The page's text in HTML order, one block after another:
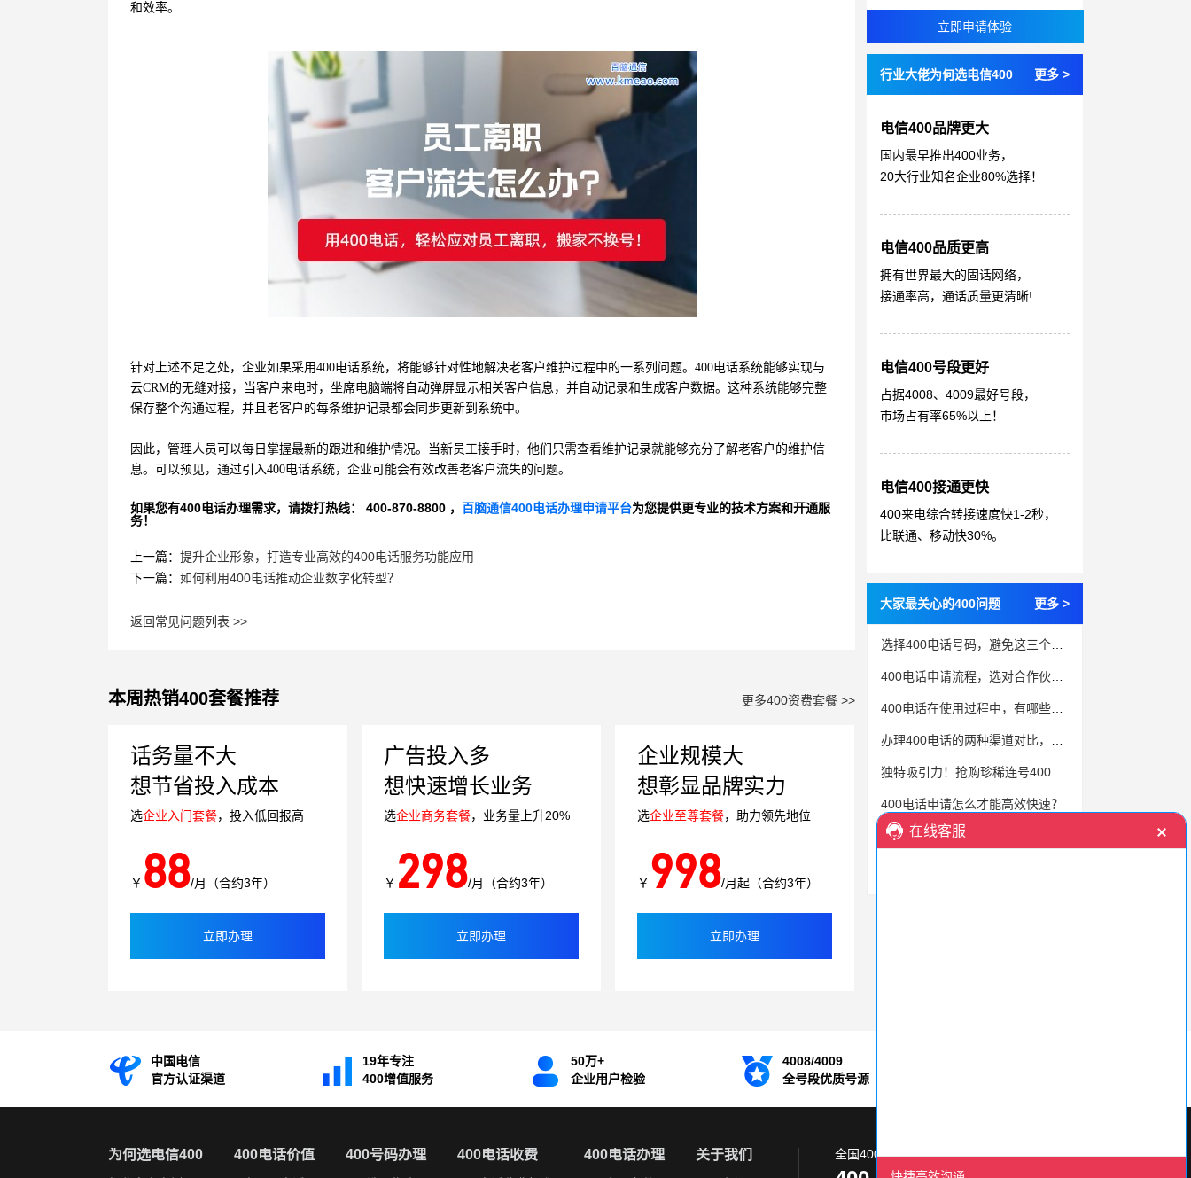
和效率。
针对上述不足之处，企业如果采用400电话系统，将能够针对性地解决老客户维护过程中的一系列问题。400电话系统能够实现与
云CRM的无缝对接，当客户来电时，坐席电脑端将自动弹屏显示相关客户信息，并自动记录和生成客户数据。这种系统能够完整
保存整个沟通过程，并且老客户的每条维护记录都会同步更新到系统中。
因此，管理人员可以每日掌握最新的跟进和维护情况。当新员工接手时，他们只需查看维护记录就能够充分了解老客户的维护信
息。可以预见，通过引入400电话系统，企业可能会有效改善老客户流失的问题。
如果您有400电话办理需求，请拨打热线： 400-870-8800 ， 百脑通信400电话办理申请平台为您提供更专业的技术方案和开通服
务！
上一篇： 提升企业形象，打造专业高效的400电话服务功能应用
下一篇： 如何利用400电话推动企业数字化转型？
返回常见问题列表 >>
本周热销400套餐推荐 更多400资费套餐 >>
话务量不大
想节省投入成本
选企业入门套餐，投入低回报高
￥ 88/月（合约3年）
立即办理
广告投入多
想快速增长业务
选企业商务套餐，业务量上升20%
￥ 298/月（合约3年）
立即办理
企业规模大
想彰显品牌实力
选企业至尊套餐，助力领先地位
￥ 998/月起（合约3年）
立即办理
行业大佬为何选电信400 更多 >
电信400品牌更大
国内最早推出400业务，
20大行业知名企业80%选择！
电信400品质更高
拥有世界最大的固话网络，
接通率高，通话质量更清晰!
电信400号段更好
占据4008、4009最好号段，
市场占有率65%以上！
电信400接通更快
400来电综合转接速度快1-2秒，
比联通、移动快30%。
大家最关心的400问题 更多 >
400电话申请怎么才能高效快速？
中国电信
官方认证渠道
19年专注
400增值服务
50万+
企业用户检验
4008/4009
全号段优质号源
为何选电信400 400电话价值 400号码办理 400电话收费 400电话办理 关于我们 全国400电话服务热线: